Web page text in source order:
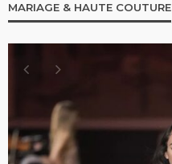
MARIAGE & HAUTE COUTURE